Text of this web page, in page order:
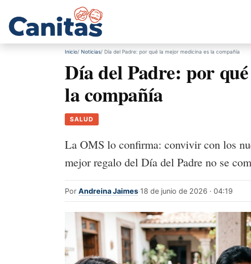
Inicio Noticias Día del Padre: por qué la mejor medicina es la compañía
Día del Padre: por
la compañía
SALUD
La OMS lo confirma: convivir con los
mejor regalo del Día del Padre no se
Por Andreina Jaimes·18 de junio de 2026 · 04:19